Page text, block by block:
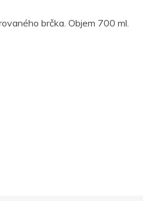
brčka. Objem 700 ml.